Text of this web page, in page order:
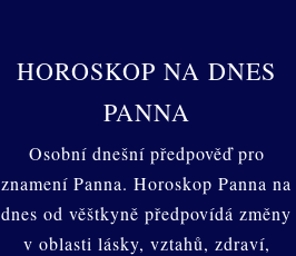
HOROSKOP NA DNES
PANNA
Osobní dnešní předpověď pro
znamení Panna. Horoskop Panna na
dnes od věštkyně předpovídá změny
v oblasti lásky, vztahů, zdraví,